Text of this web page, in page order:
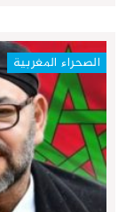
الصحراء المغربية